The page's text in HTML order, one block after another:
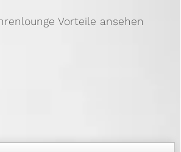
Vorteile ansehen